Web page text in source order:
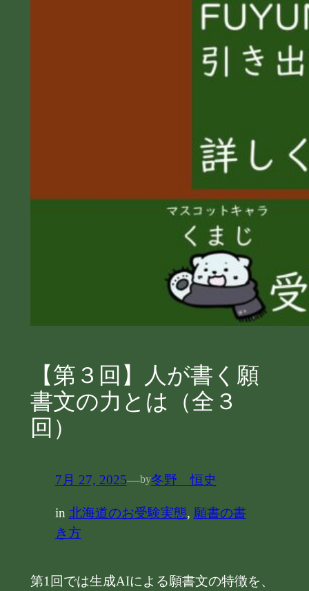
【第３回】人が書く願
書文の力とは（全３
回）
7月 27, 2025—by冬野 恒史
in 北海道のお受験実態, 願書の書
き方
第1回では生成AIによる願書文の特徴を、